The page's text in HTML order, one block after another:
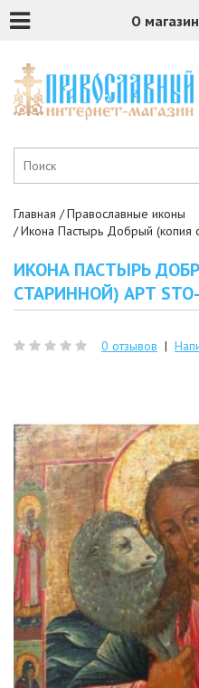
О
Главная
Православные иконы
Икона Пастырь Добрый (копия
ИКОНА ПАСТЫРЬ
СТАРИННОЙ) АРТ
0 отзывов |